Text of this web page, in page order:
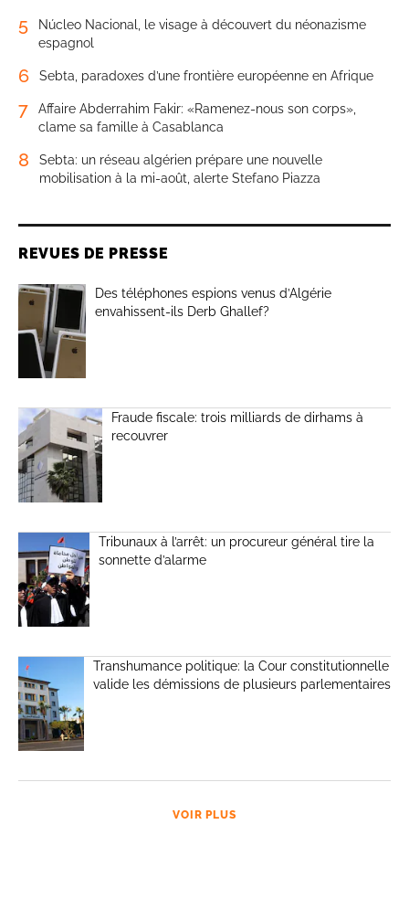
5
Núcleo Nacional, le visage à découvert du néonazisme
espagnol
6 Sebta, paradoxes d’une frontière européenne en Afrique
7
Affaire Abderrahim Fakir: «Ramenez-nous son corps»,
clame sa famille à Casablanca
8
Sebta: un réseau algérien prépare une nouvelle
mobilisation à la mi-août, alerte Stefano Piazza
REVUES DE PRESSE
Des téléphones espions venus d’Algérie
envahissent-ils Derb Ghallef?
Fraude fiscale: trois milliards de dirhams à
recouvrer
Tribunaux à l’arrêt: un procureur général tire la
sonnette d’alarme
Transhumance politique: la Cour constitutionnelle
valide les démissions de plusieurs parlementaires
VOIR PLUS